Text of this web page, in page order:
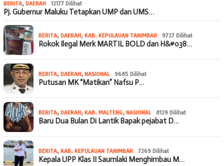
BERITA, DAERAH 12177 Dilihat
Pj. Gubernur Maluku Tetapkan UMP dan UMS…
BERITA, DAERAH, KAB. KEPULAUAN TANIMBAR 9727 Dilihat
Rokok Ilegal Merk MARTIL BOLD dan H&#038…
BERITA, DAERAH, NASIONAL 9685 Dilihat
Putusan MK “Matikan” Nafsu P…
BERITA, DAERAH, KAB. MALTENG, NASIONAL 8129 Dilihat
Baru Dua Bulan Di Lantik Bapak pejabat D…
BERITA, KAB. KEPULAUAN TANIMBAR 7269 Dilihat
Kepala UPP Klas II Saumlaki Menghimbau M…